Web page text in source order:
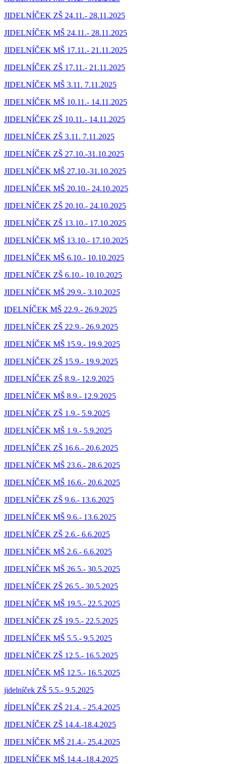
JIDELNÍČEK ZŠ 24.11.- 28.11.2025
JIDELNÍČEK MŠ 24.11.- 28.11.2025
JIDELNÍČEK MŠ 17.11.- 21.11.2025
JIDELNÍČEK ZŠ 17.11.- 21.11.2025
JIDELNÍČEK MŠ 3.11. 7.11.2025
JIDELNÍČEK MŠ 10.11.- 14.11.2025
JIDELNÍČEK ZŠ 10.11.- 14.11.2025
JIDELNÍČEK ZŠ 3.11. 7.11.2025
JIDELNÍČEK ZŠ 27.10.-31.10.2025
JIDELNÍČEK MŠ 27.10.-31.10.2025
JIDELNÍČEK MŠ 20.10.- 24.10.2025
JIDELNÍČEK ZŠ 20.10.- 24.10.2025
JIDELNÍČEK ZŠ 13.10.- 17.10.2025
JIDELNÍČEK MŠ 13.10.- 17.10.2025
JIDELNÍČEK MŠ 6.10.- 10.10.2025
JIDELNÍČEK ZŠ 6.10.- 10.10.2025
JIDELNÍČEK MŠ 29.9.- 3.10.2025
IDELNÍČEK MŠ 22.9.- 26.9.2025
JIDELNÍČEK ZŠ 22.9.- 26.9.2025
JIDELNÍČEK MŠ 15.9.- 19.9.2025
JIDELNÍČEK ZŠ 15.9.- 19.9.2025
JIDELNÍČEK ZŠ 8.9.- 12.9.2025
JIDELNÍČEK MŠ 8.9.- 12.9.2025
JIDELNÍČEK ZŠ 1.9.- 5.9.2025
JIDELNÍČEK MŠ 1.9.- 5.9.2025
JIDELNÍČEK ZŠ 16.6.- 20.6.2025
JIDELNÍČEK MŠ 23.6.- 28.6.2025
JIDELNÍČEK MŠ 16.6.- 20.6.2025
JIDELNÍČEK ZŠ 9.6.- 13.6.2025
JIDELNÍČEK MŠ 9.6.- 13.6.2025
JIDELNÍČEK ZŠ 2.6.- 6.6.2025
JIDELNÍČEK MŠ 2.6.- 6.6.2025
JIDELNÍČEK MŠ 26.5.- 30.5.2025
JIDELNÍČEK ZŠ 26.5.- 30.5.2025
JIDELNÍČEK MŠ 19.5.- 22.5.2025
JIDELNÍČEK ZŠ 19.5.- 22.5.2025
JIDELNÍČEK MŠ 5.5.- 9.5.2025
JIDELNÍČEK ZŠ 12.5.- 16.5.2025
JIDELNÍČEK MŠ 12.5.- 16.5.2025
jidelníček ZŠ 5.5.- 9.5.2025
JÍDELNÍČEK ZŠ 21.4. - 25.4.2025
JIDELNÍČEK ZŠ 14.4.-18.4.2025
JIDELNÍČEK MŠ 21.4.- 25.4.2025
JIDELNÍČEK MŠ 14.4.-18.4.2025